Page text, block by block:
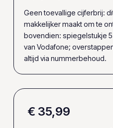
Geen toevallige cijferbrij:
makkelijker maakt om te
bovendien: spiegelstukje
van Vodafone;
altijd via nummerbehoud.
€ 35,99